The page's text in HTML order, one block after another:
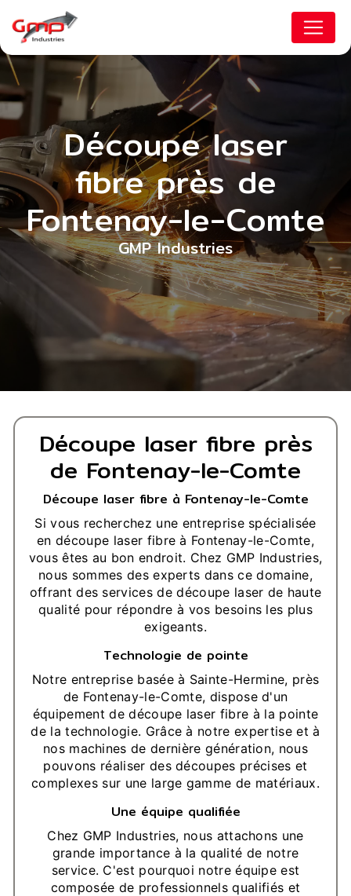
Découpe laser
fibre près de
Fontenay-le-Comte
GMP Industries
Découpe laser fibre près
de Fontenay-le-Comte
Découpe laser fibre à Fontenay-le-Comte
Si vous recherchez une entreprise spécialisée
en découpe laser fibre à Fontenay-le-Comte,
vous êtes au bon endroit. Chez GMP Industries,
nous sommes des experts dans ce domaine,
offrant des services de découpe laser de haute
qualité pour répondre à vos besoins les plus
exigeants.
Technologie de pointe
Notre entreprise basée à Sainte-Hermine, près
de Fontenay-le-Comte, dispose d'un
équipement de découpe laser fibre à la pointe
de la technologie. Grâce à notre expertise et à
nos machines de dernière génération, nous
pouvons réaliser des découpes précises et
complexes sur une large gamme de matériaux.
Une équipe qualifiée
Chez GMP Industries, nous attachons une
grande importance à la qualité de notre
service. C'est pourquoi notre équipe est
composée de professionnels qualifiés et
Panneau de gestion des cookies